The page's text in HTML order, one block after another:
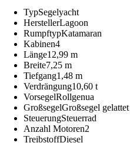
TypSegelyacht
HerstellerLagoon
RumpftypKatamaran
Kabinen4
Länge12,99 m
Breite7,25 m
Tiefgang1,48 m
Verdrängung10,60 t
VorsegelRollgenua
GroßsegelGroßsegel gelattet
SteuerungSteuerrad
Anzahl Motoren2
TreibstoffDiesel